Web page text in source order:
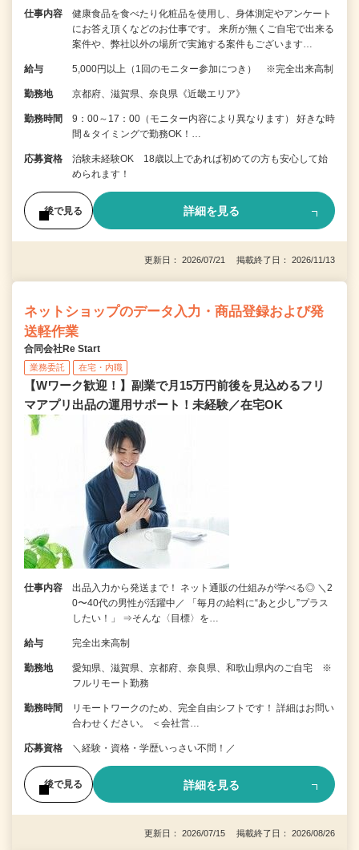
仕事内容
健康食品を食べたり化粧品を使用し、身体測定やアンケート
にお答え頂くなどのお仕事です。 来所が無くご自宅で出来る
案件や、弊社以外の場所で実施する案件もございます…
給与 5,000円以上（1回のモニター参加につき） ※完全出来高制
勤務地 京都府、滋賀県、奈良県《近畿エリア》
勤務時間
9：00～17：00（モニター内容により異なります） 好きな時
間＆タイミングで勤務OK！…
応募資格
治験未経験OK 18歳以上であれば初めての方も安心して始
められます！
後で見る 詳細を見る
更新日： 2026/07/21 掲載終了日： 2026/11/13
ネットショップのデータ入力・商品登録および発
送軽作業
合同会社Re Start
業務委託 在宅・内職
【Wワーク歓迎！】副業で月15万円前後を見込めるフリ
マアプリ出品の運用サポート！未経験／在宅OK
仕事内容
出品入力から発送まで！ ネット通販の仕組みが学べる◎ ＼2
0〜40代の男性が活躍中／ 「毎月の給料に“あと少し”プラス
したい！」 ⇒そんな〈目標〉を…
給与 完全出来高制
勤務地
愛知県、滋賀県、京都府、奈良県、和歌山県内のご自宅 ※
フルリモート勤務
勤務時間
リモートワークのため、完全自由シフトです！ 詳細はお問い
合わせください。 ＜会社営…
応募資格 ＼経験・資格・学歴いっさい不問！／
後で見る 詳細を見る
更新日： 2026/07/15 掲載終了日： 2026/08/26